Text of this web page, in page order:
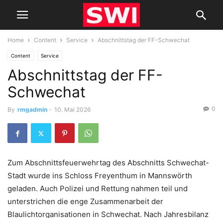
Home Content Service Abschnittstag der FF-Schwechat
Content Service
Abschnittstag der FF-
Schwechat
By rmgadmin - 10. Mai 2026 0
Zum Abschnittsfeuerwehrtag des Abschnitts Schwechat-
Stadt wurde ins Schloss Freyenthum in Mannswörth
geladen. Auch Polizei und Rettung nahmen teil und
unterstrichen die enge Zusammenarbeit der
Blaulichtorganisationen in Schwechat. Nach Jahresbilanz